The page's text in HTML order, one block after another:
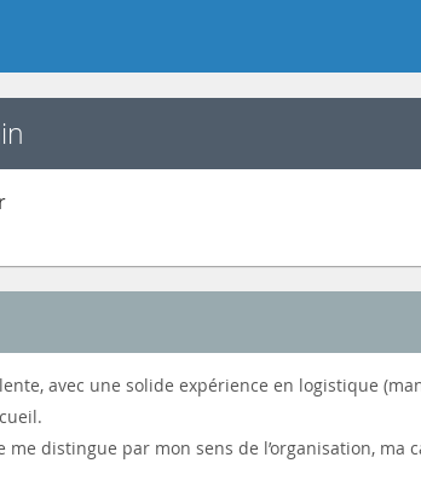
avec une solide expérience en logistique
distingue par mon sens de l’organisation,